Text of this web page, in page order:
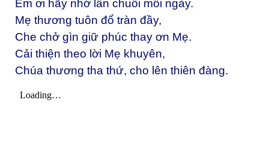
Em ơi hãy nhớ lần chuỗi mỗi ngày.
Mẹ thương tuôn đổ tràn đầy,
Che chở gìn giữ phúc thay ơn Mẹ.
Cải thiện theo lời Mẹ khuyên,
Chúa thương tha thứ, cho lên thiên đàng.